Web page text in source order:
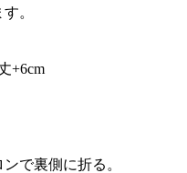
。
+6cm
で裏側に折る。